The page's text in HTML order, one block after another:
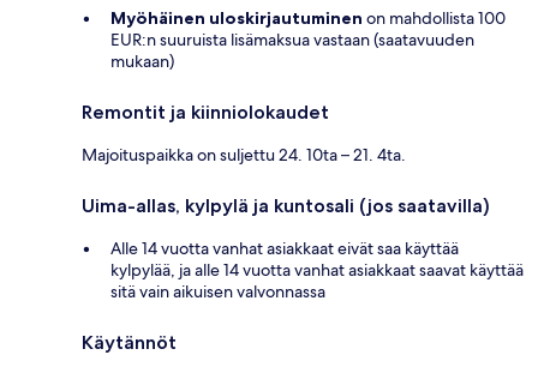
Myöhäinen uloskirjautuminen on mahdollista 100
EUR:n suuruista lisämaksua vastaan (saatavuuden
mukaan)
Remontit ja kiinniolokaudet
Majoituspaikka on suljettu 24. 10ta – 21. 4ta.
Uima-allas, kylpylä ja kuntosali (jos saatavilla)
Alle 14 vuotta vanhat asiakkaat eivät saa käyttää
kylpylää, ja alle 14 vuotta vanhat asiakkaat saavat käyttää
sitä vain aikuisen valvonnassa
Käytännöt